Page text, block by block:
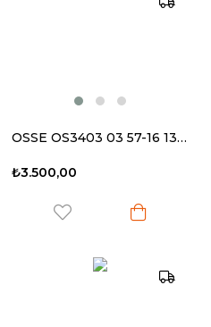
OSSE OS3403 03 57-16 138 Kadın Güneş Gözlüğü
₺3.500,00